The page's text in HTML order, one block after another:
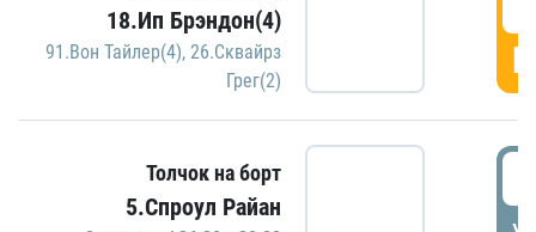
18.Ип Брэндон(4)
91.Вон Тайлер(4), 26.Сквайрз
Грег(2)
Толчок на борт
5.Спроул Райан